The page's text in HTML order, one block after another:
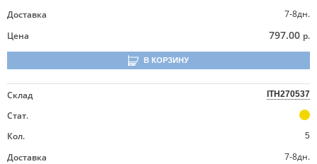
Доставка
7-8дн.
Цена
797.00 р.
В КОРЗИНУ
Склад ITH270537
Стат.
Кол.
5
Доставка
7-8дн.